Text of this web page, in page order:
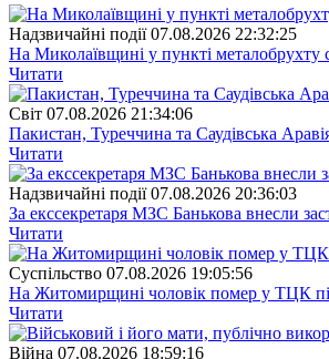
Надзвичайні події 07.08.2026 22:32:25
На Миколаївщині у пункті металобрухту
Читати
Свiт 07.08.2026 21:34:06
Пакистан, Туреччина та Саудівська
Читати
Надзвичайні події 07.08.2026 20:36:03
За екссекретаря МЗС Банькова внесли
Читати
Суспiльство 07.08.2026 19:05:56
На Житомирщині чоловік помер у ТЦК
Читати
Війна 07.08.2026 18:59:16